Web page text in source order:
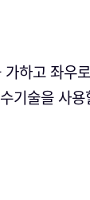
하고 좌우
기술을 사용